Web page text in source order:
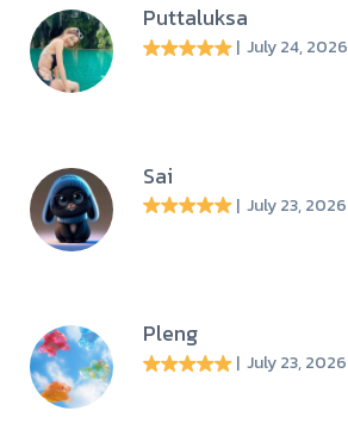
Puttaluksa
| July 24, 2026
Sai
| July 23, 2026
Pleng
| July 23, 2026